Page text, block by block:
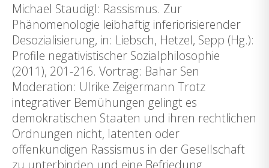
Michael Staudigl: Rassismus. Zur
Phänomenologie leibhaftig inferiorisierender
Desozialisierung, in: Liebsch, Hetzel, Sepp (Hg.):
Profile negativistischer Sozialphilosophie
(2011), 201-216. Vortrag: Bahar Sen
Moderation: Ulrike Zeigermann Trotz
integrativer Bemühungen gelingt es
demokratischen Staaten und ihren rechtlichen
Ordnungen nicht, latenten oder
offenkundigen Rassismus in der Gesellschaft
zu unterbinden und eine Befriedung